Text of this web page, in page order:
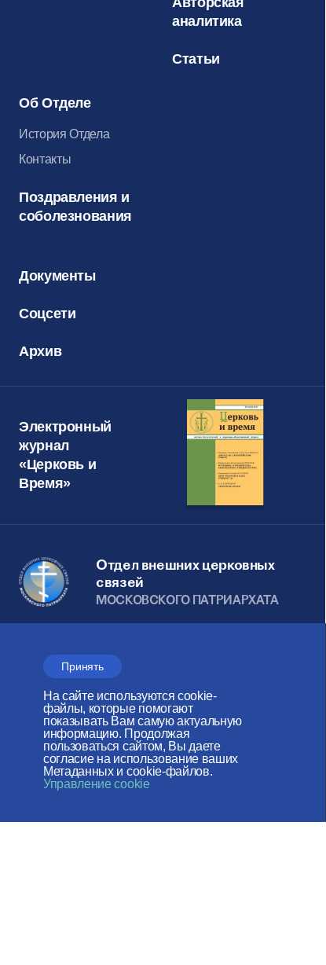
Принять
На сайте используются cookie-
файлы, которые помогают
показывать Вам самую актуальную
информацию. Продолжая
пользоваться сайтом, Вы даете
согласие на использование ваших
Метаданных и cookie-файлов.
Управление cookie
аналитика
Статьи
Об Отделе
История Отдела
Контакты
Поздравления и
соболезнования
Документы
Соцсети
Архив
Электронный
журнал
«Церковь и
Время»
Отдел внешних церковных
связей
МОСКОВСКОГО ПАТРИАРХАТА
поддержке
Российского фонда мира
Веб-сайт создан при содействии
Фонда поддержки христианской
культуры и наследия